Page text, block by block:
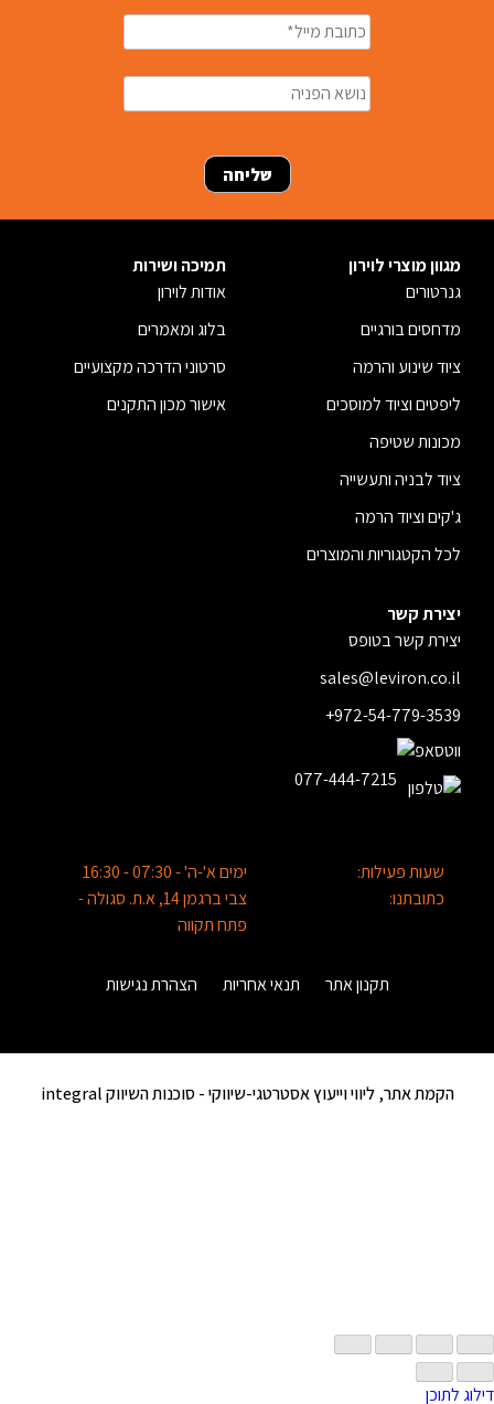
מגוון מוצרי לוירון
גנרטורים
מדחסים בורגיים
ציוד שינוע והרמה
ליפטים וציוד למוסכים
מכונות שטיפה
ציוד לבניה ותעשייה
ג'קים וציוד הרמה
לכל הקטגוריות והמוצרים
תמיכה ושירות
אודות לוירון
בלוג ומאמרים
סרטוני הדרכה מקצועיים
אישור מכון התקנים
יצירת קשר
יצירת קשר בטופס
sales@leviron.co.il
+972-54-779-3539
077-444-7215
שעות פעילות:
ימים א'-ה' - 07:30 - 16:30
כתובתנו:
צבי ברגמן 14, א.ת. סגולה -
פתח תקווה
תקנון אתר תנאי אחריות הצהרת נגישות
הקמת אתר, ליווי וייעוץ אסטרטגי-שיווקי -סוכנות השיווק integral
דילוג לתוכן